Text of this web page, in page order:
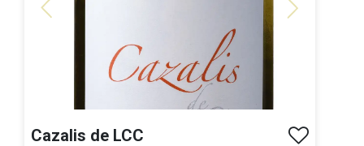
Previous Next
Cazalis de LCC